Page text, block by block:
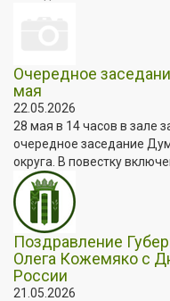
Очередное
мая
22.05.2026
28 мая в 14 часов в зале
очередное заседание
округа. В повестку
Поздравление
Олега Кожемяко с
России
21.05.2026